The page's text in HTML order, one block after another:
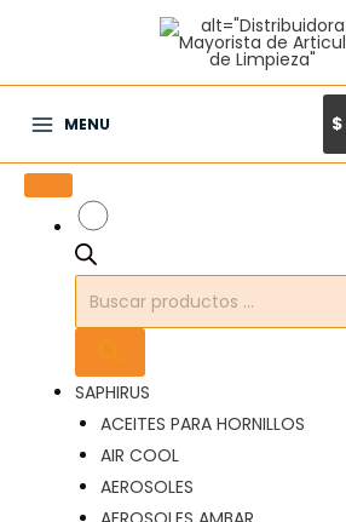
Menu
MENU $
Búsqueda
de
SAPHIRUS
ACEITES PARA HORNILLOS
AIR COOL
AEROSOLES